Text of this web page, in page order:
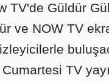
TV'de Güldür
ve NOW TV
TV